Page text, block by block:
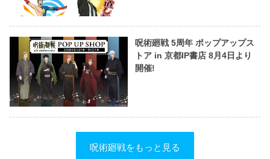
呪術廻戦 5周年 ポップアップス
トア in 京都IP書店 8月4日より
開催!
呪術廻戦をもっと見る